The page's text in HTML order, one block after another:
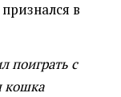
в
поиграть с
кошка